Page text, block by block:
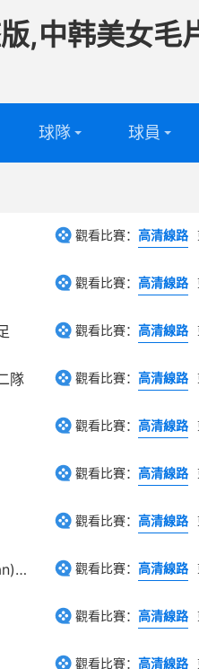
,中韩美女
球隊
籃球球隊
球員
籃球球員
觀看比賽：高清線路
觀看比賽：高清線路
觀看比賽：高清線路
隊 觀看比賽：高清線路
觀看比賽：高清線路
觀看比賽：高清線路
觀看比賽：高清線路
約克聯(lián)FC 觀看比賽：高清線路
觀看比賽：高清線路
觀看比賽：高清線路